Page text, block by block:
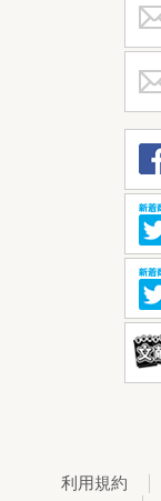
利用規約